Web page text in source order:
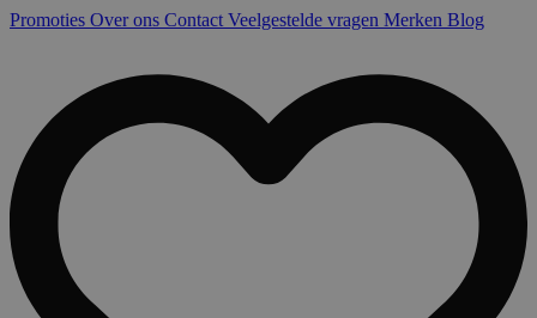
Promoties Over ons Contact Veelgestelde vragen Merken Blog